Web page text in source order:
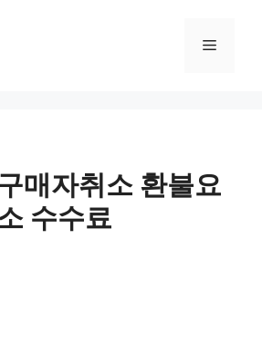
메
매자취소 환불요
수수료